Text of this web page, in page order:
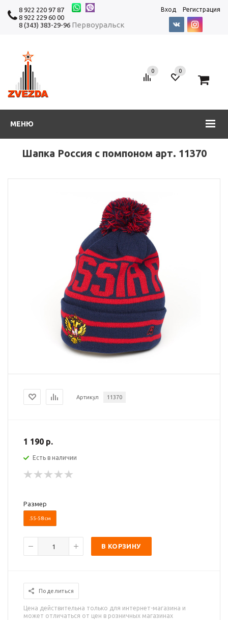
8 922 220 97 87
8 922 229 60 00
8 (343) 383-29-96 Первоуральск
Вход Регистрация
МЕНЮ
0 0
Шапка Россия с помпоном арт. 11370
Артикул 11370
1 190 р.
Есть в наличии
Размер
.55-58 см
В КОРЗИНУ
Поделиться
Цена действительна только для интернет-магазина и
может отличаться от цен в розничных магазинах